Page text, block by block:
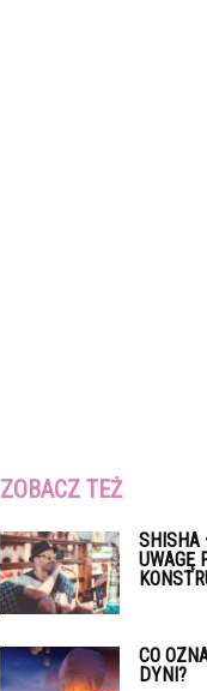
ZOBACZ TEŻ
SHISHA
UWAGĘ
CO
DYNI?